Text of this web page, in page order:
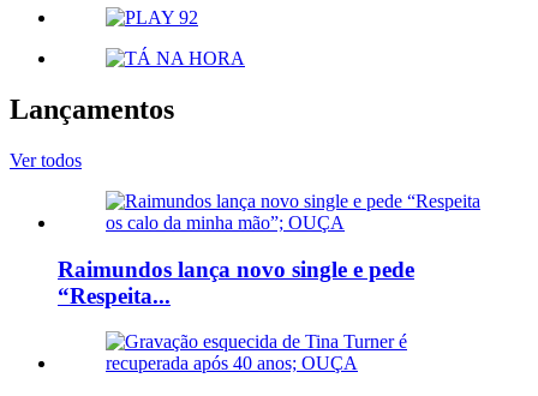
Lançamentos
Ver todos
Raimundos lança novo single e pede
“Respeita...